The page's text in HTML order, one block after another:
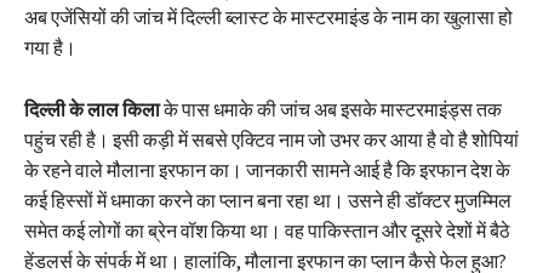
अब एजेंसियों की जांच में दिल्ली ब्लास्ट के मास्टरमाइंड के नाम का खुलासा हो
गया है।
दिल्ली के लाल किलाके पास धमाके की जांच अब इसके मास्टरमाइंड्स तक
पहुंच रही है। इसी कड़ी में सबसे एक्टिव नाम जो उभर कर आया है वो है शोपियां
के रहने वाले मौलाना इरफान का। जानकारी सामने आई है कि इरफान देश के
कई हिस्सों में धमाका करने का प्लान बना रहा था। उसने ही डॉक्टर मुजम्मिल
समेत कई लोगों का ब्रेन वॉश किया था। वह पाकिस्तान और दूसरे देशों में बैठे
हेंडलर्स के संपर्क में था। हालांकि, मौलाना इरफान का प्लान कैसे फेल हुआ?